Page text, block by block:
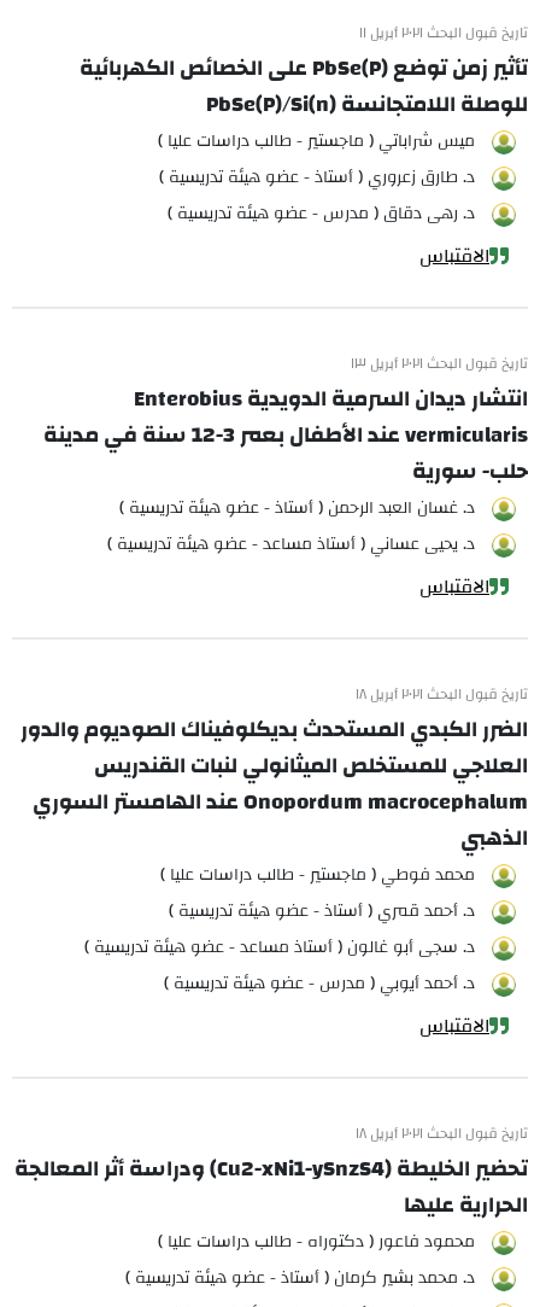
تاريخ قبول البحث ٢٠٢١ أبريل ١١
تأثير زمن توضع PbSe(P) على الخصائص الكهربائية
للوصلة اللامتجانسة PbSe(P)/Si(n)
ميس شراباتي ( ماجستير - طالب دراسات عليا )
د. طارق زعروري ( أستاذ - عضو هيئة تدريسية )
د. رهى دقاق ( مدرس - عضو هيئة تدريسية )
الاقتباس
تاريخ قبول البحث ٢٠٢١ أبريل ١٣
انتشار ديدان السرمية الدويدية Enterobius
vermicularis عند الأطفال بعمر 3-12 سنة في مدينة
حلب- سورية
د. غسان العبد الرحمن ( أستاذ - عضو هيئة تدريسية )
د. يحيى عساني ( أستاذ مساعد - عضو هيئة تدريسية )
الاقتباس
تاريخ قبول البحث ٢٠٢١ أبريل ١٨
الضرر الكبدي المستحدث بديكلوفيناك الصوديوم والدور
العلاجي للمستخلص الميثانولي لنبات القندريس
Onopordum macrocephalum عند الهامستر السوري
الذهبي
محمد فوطي ( ماجستير - طالب دراسات عليا )
د. أحمد قمري ( أستاذ - عضو هيئة تدريسية )
د. سجى أبو غالون ( أستاذ مساعد - عضو هيئة تدريسية )
د. أحمد أيوبي ( مدرس - عضو هيئة تدريسية )
الاقتباس
تاريخ قبول البحث ٢٠٢١ أبريل ١٨
تحضير الخليطة (Cu2-xNi1-ySnzS4) ودراسة أثر المعالجة
الحرارية عليها
محمود فاعور ( دكتوراه - طالب دراسات عليا )
د. محمد بشير كرمان ( أستاذ - عضو هيئة تدريسية )